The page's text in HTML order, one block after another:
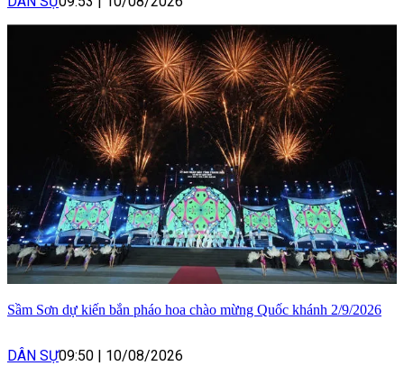
Sầm Sơn dự kiến bắn pháo hoa chào mừng Quốc khánh 2/9/2026
DÂN SỰ09:50 10/08/2026